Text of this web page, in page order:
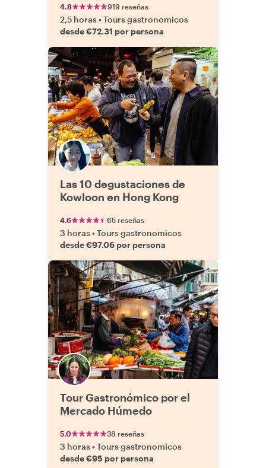
4.8 919 reseñas
2,5 horas•Tours gastronomicos
desde €72.31 por persona
Las 10 degustaciones de
Kowloon en Hong Kong
4.6 65 reseñas
3 horas•Tours gastronomicos
desde €97.06 por persona
Tour Gastronómico por el
Mercado Húmedo
5.0 38 reseñas
3 horas•Tours gastronomicos
desde €95 por persona